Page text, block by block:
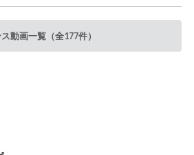
動画一覧（全177件）